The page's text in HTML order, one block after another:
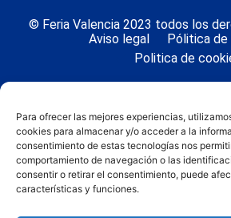
Para ofrecer las mejores experiencias,
cookies para almacenar y/o acceder a la
consentimiento de estas tecnologías nos
comportamiento de navegación o las
consentir o retirar el consentimiento, puede
características y funciones.
© Feria Valencia 2023 todos los
Aviso legal
Pólitica de
Politica de